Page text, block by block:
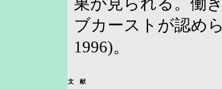
ブカーストが認め
1996)。
文 献